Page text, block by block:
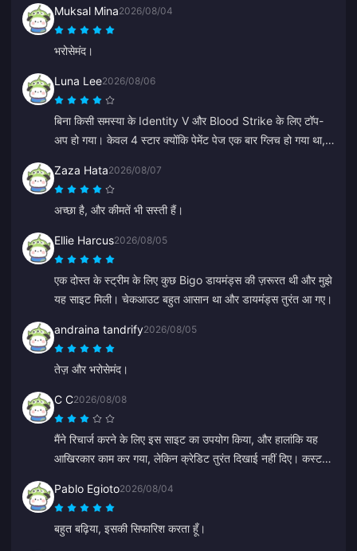
Muksal Mina2026/08/04
भरोसेमंद।
Luna Lee2026/08/06
बिना किसी समस्या के Identity V और Blood Strike के लिए टॉप-
अप हो गया। केवल 4 स्टार क्योंकि पेमेंट पेज एक बार ग्लिच हो गया था,
का शानदार सिलेक्शन!
Zaza Hata2026/08/07
अच्छा है, और कीमतें भी सस्ती हैं।
Ellie Harcus2026/08/05
एक दोस्त के स्ट्रीम के लिए कुछ Bigo डायमंड्स की ज़रूरत थी और मुझे
यह साइट मिली। चेकआउट बहुत आसान था और डायमंड्स तुरंत आ गए।
andraina tandrify2026/08/05
तेज़ और भरोसेमंद।
C C2026/08/08
मैंने रिचार्ज करने के लिए इस साइट का उपयोग किया, और हालांकि यह
आखिरकार काम कर गया, लेकिन क्रेडिट तुरंत दिखाई नहीं दिए। कस्टमर
लेकिन आखिरकार रिचार्ज हो गया। अगर सपोर्ट तेजी से जवाब देता तो
बहुत बेहतर होता।
Pablo Egioto2026/08/04
बहुत बढ़िया, इसकी सिफारिश करता हूँ।